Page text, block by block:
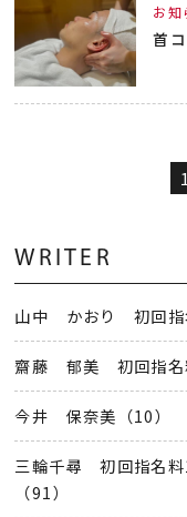
お知
首
1
WRITER
山中 かおり 初回指
齋藤 郁美 初回指名
今井 保奈美（10）
三輪千尋 初回指名料
（91）